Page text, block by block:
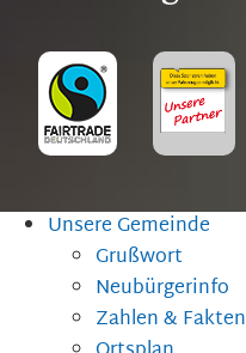
Unsere Gemeinde
Grußwort
Neubürgerinfo
Zahlen & Fakten